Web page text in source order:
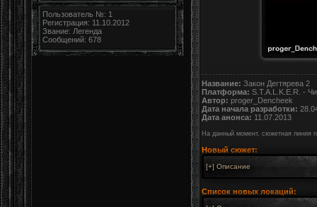
Пользователь №: 1
Регистрация: 11.10.2012
Звание: Легенда
Сообщений: 678
Название: Закон Дегтярева 2
Платформа: S.T.A.L.K.E.R. -
Автор: proger_Dencheek
Дата начала разработки:
Дата анонса: 11.07.2013
На данный момент, сюжетная линия
Новый сюжет:
Список новых локаций: